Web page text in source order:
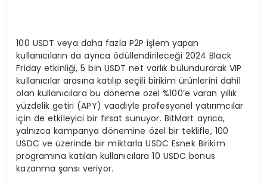
100 USDT veya daha fazla P2P işlem yapan
kullanıcıların da ayrıca ödüllendirileceği 2024 Black
Friday etkinliği, 5 bin USDT net varlık bulundurarak VIP
kullanıcılar arasına katılıp seçili birikim ürünlerini dahil
olan kullanıcılara bu döneme özel %100’e varan yıllık
yüzdelik getiri (APY) vaadiyle profesyonel yatırımcılar
için de etkileyici bir fırsat sunuyor. BitMart ayrıca,
yalnızca kampanya dönemine özel bir teklifle, 100
USDC ve üzerinde bir miktarla USDC Esnek Birikim
programına katılan kullanıcılara 10 USDC bonus
kazanma şansı veriyor.